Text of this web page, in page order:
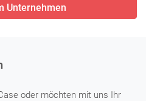
Unternehmen
oder möchten mit uns Ihr